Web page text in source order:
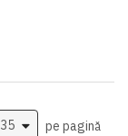
pe pagină